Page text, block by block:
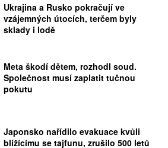
Ukrajina a Rusko pokračují ve
vzájemných útocích, terčem byly
sklady i lodě
Meta škodí dětem, rozhodl soud.
Společnost musí zaplatit tučnou
pokutu
Japonsko nařídilo evakuace kvůli
blížícímu se tajfunu, zrušilo 500 letů